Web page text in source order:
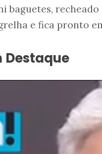
baguetes,
e fica pronto
Destaque